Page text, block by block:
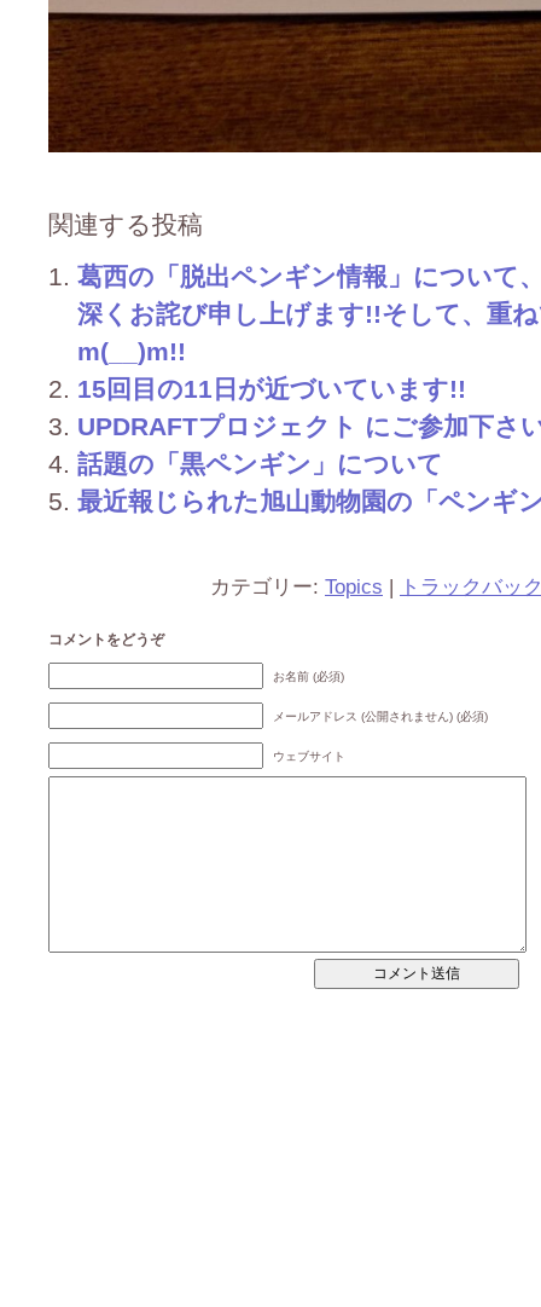
関連する投稿
葛西の「脱出ペンギン情報」について
深くお詫び申し上げます!!そして、重
m(__)m!!
15回目の11日が近づいています!!
UPDRAFTプロジェクト にご参加下さ
話題の「黒ペンギン」について
最近報じられた旭山動物園の「ペンギ
カテゴリー: Topics | トラックバッ
コメントをどうぞ
お名前 (必須)
メールアドレス (公開されません) (必須)
ウェブサイト